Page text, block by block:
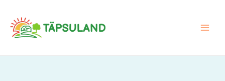
content